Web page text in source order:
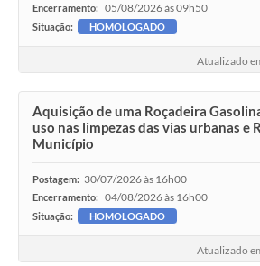
Encerramento: 05/08/2026 às 09h50
Situação: HOMOLOGADO
Atualizado
Aquisição de uma Roçadeira
uso nas limpezas das vias urbanas e
Município
Postagem: 30/07/2026 às 16h00
Encerramento: 04/08/2026 às 16h00
Situação: HOMOLOGADO
Atualizado